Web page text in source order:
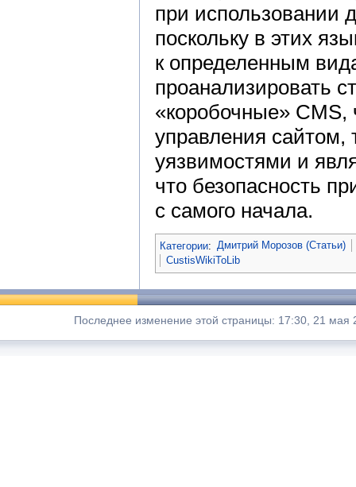
при использовании
поскольку в этих
к определенным
проанализировать
«коробочные»
управления
уязвимостями и
что безопасность
с самого начала.
Категории: Дмитрий Морозов (Статьи)
CustisWikiToLib
Последнее изменение этой страницы: 17:30, 21 мая